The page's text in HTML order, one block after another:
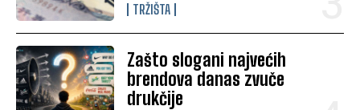
TRŽIŠTA
Zašto slogani najvećih
brendova danas zvuče
drukčije